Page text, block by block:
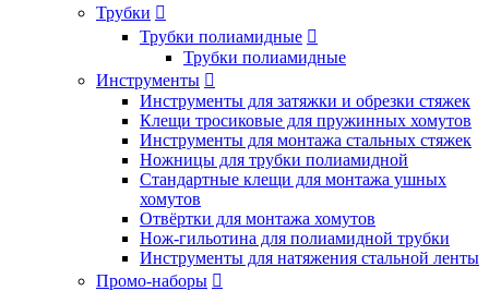
Трубки 
Трубки полиамидные 
Трубки полиамидные
Инструменты 
Инструменты для затяжки и обрезки стяжек
Клещи тросиковые для пружинных хомутов
Инструменты для монтажа стальных стяжек
Ножницы для трубки полиамидной
Стандартные клещи для монтажа ушных
хомутов
Отвёртки для монтажа хомутов
Нож-гильотина для полиамидной трубки
Инструменты для натяжения стальной ленты
Промо-наборы 